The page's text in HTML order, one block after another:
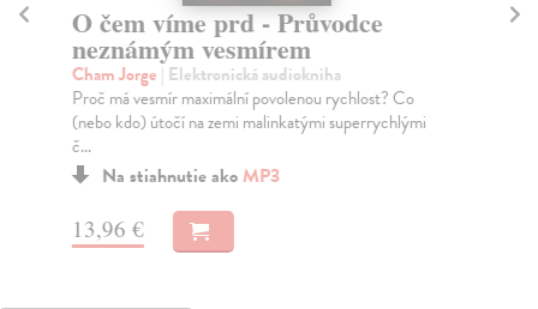
O čem víme prd - Průvodce
neznámým vesmírem
Cham Jorge | Elektronická audiokniha
Proč má vesmír maximální povolenou rychlost? Co
(nebo kdo) útočí na zemi malinkatými superrychlými
č...
Na stiahnutie akoMP3
13,96 €